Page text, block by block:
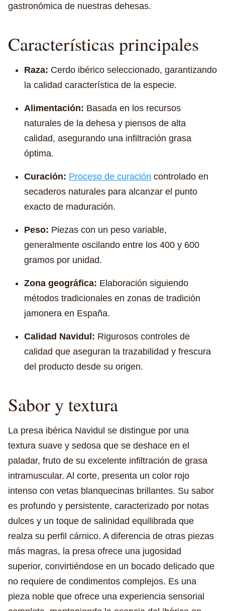
gastronómica de nuestras dehesas.
Características principales
Raza: Cerdo ibérico seleccionado, garantizando
la calidad característica de la especie.
Alimentación: Basada en los recursos
naturales de la dehesa y piensos de alta
calidad, asegurando una infiltración grasa
óptima.
Curación: Proceso de curación controlado en
secaderos naturales para alcanzar el punto
exacto de maduración.
Peso: Piezas con un peso variable,
generalmente oscilando entre los 400 y 600
gramos por unidad.
Zona geográfica: Elaboración siguiendo
métodos tradicionales en zonas de tradición
jamonera en España.
Calidad Navidul: Rigurosos controles de
calidad que aseguran la trazabilidad y frescura
del producto desde su origen.
Sabor y textura
La presa ibérica Navidul se distingue por una
textura suave y sedosa que se deshace en el
paladar, fruto de su excelente infiltración de grasa
intramuscular. Al corte, presenta un color rojo
intenso con vetas blanquecinas brillantes. Su sabor
es profundo y persistente, caracterizado por notas
dulces y un toque de salinidad equilibrada que
realza su perfil cárnico. A diferencia de otras piezas
más magras, la presa ofrece una jugosidad
superior, convirtiéndose en un bocado delicado que
no requiere de condimentos complejos. Es una
pieza noble que ofrece una experiencia sensorial